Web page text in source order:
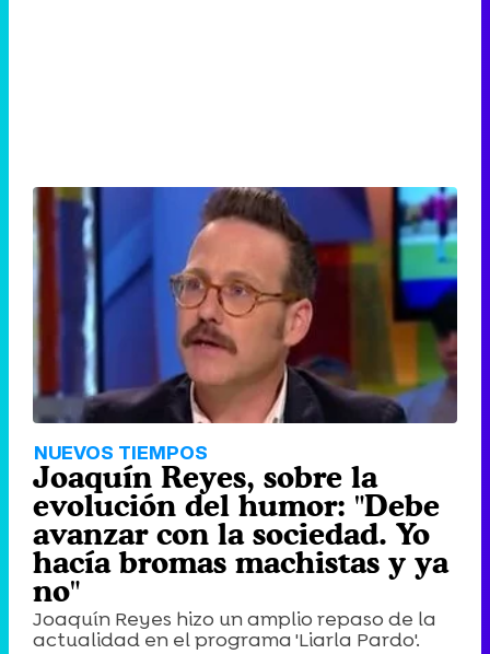
NUEVOS TIEMPOS
Joaquín Reyes, sobre la
evolución del humor: "Debe
avanzar con la sociedad. Yo
hacía bromas machistas y ya
no"
Joaquín Reyes hizo un amplio repaso de la
actualidad en el programa 'Liarla Pardo'.